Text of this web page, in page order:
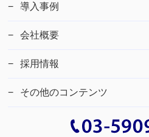
導入事例
会社概要
採用情報
その他のコンテンツ